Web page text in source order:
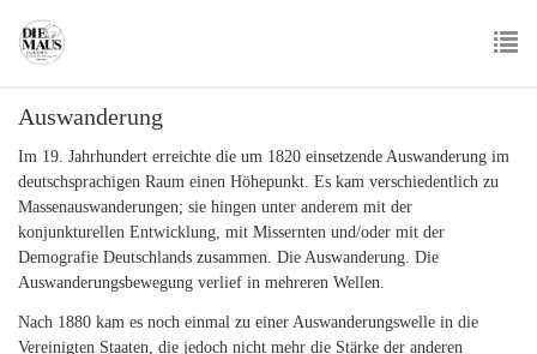
main
Auswanderung
Im 19. Jahrhundert erreichte die um 1820 einsetzende Auswanderung im
deutschsprachigen Raum einen Höhepunkt. Es kam verschiedentlich zu
Massenauswanderungen; sie hingen unter anderem mit der
konjunkturellen Entwicklung, mit Missernten und/oder mit der
Demografie Deutschlands zusammen. Die Auswanderung. Die
Auswanderungsbewegung verlief in mehreren Wellen.
Nach 1880 kam es noch einmal zu einer Auswanderungswelle in die
Vereinigten Staaten, die jedoch nicht mehr die Stärke der anderen